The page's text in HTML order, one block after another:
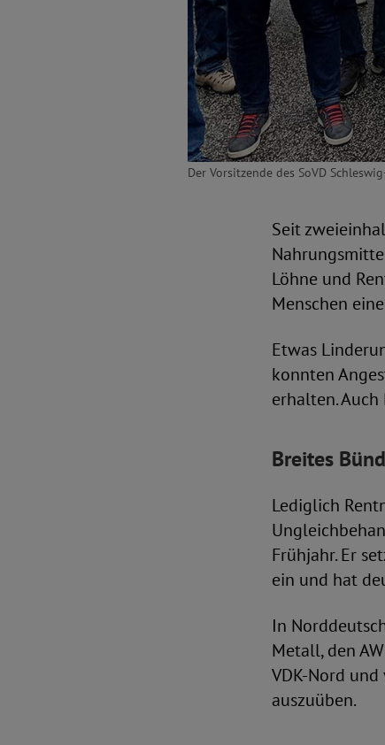
Der Vorsitzende des SoVD
Seit
Löhne und
Menschen
Etwas
konnten
erhalten.
Breites
Lediglich
Frühjahr. Er
ein und hat
In
Metall, den
VDK-Nord
auszuüben.